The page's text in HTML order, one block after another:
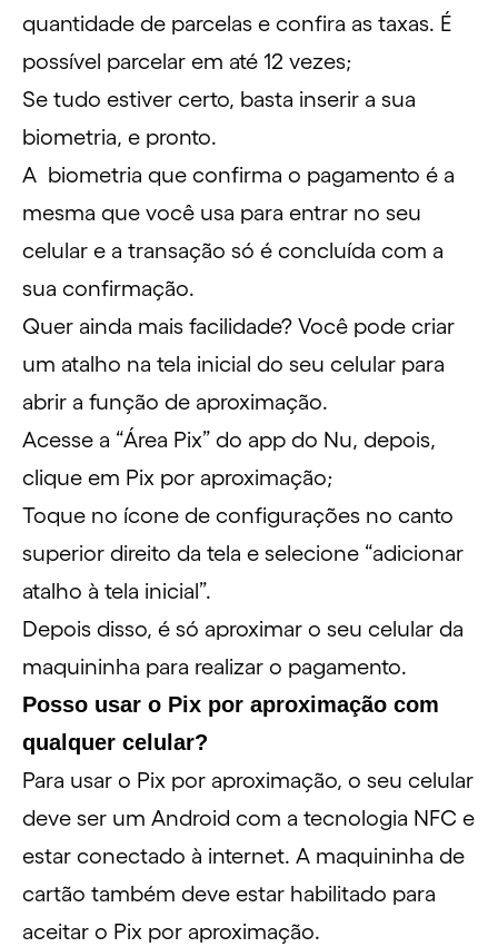
quantidade de parcelas e confira as taxas. É
possível parcelar em até 12 vezes;
Se tudo estiver certo, basta inserir a sua
biometria, e pronto.
A biometria que confirma o pagamento é a
mesma que você usa para entrar no seu
celular e a transação só é concluída com a
sua confirmação.
Quer ainda mais facilidade? Você pode criar
um atalho na tela inicial do seu celular para
abrir a função de aproximação.
Acesse a “Área Pix” do app do Nu, depois,
clique em Pix por aproximação;
Toque no ícone de configurações no canto
superior direito da tela e selecione “adicionar
atalho à tela inicial”.
Depois disso, é só aproximar o seu celular da
maquininha para realizar o pagamento.
Posso usar o Pix por aproximação com
qualquer celular?
Para usar o Pix por aproximação, o seu celular
deve ser um Android com a tecnologia NFC e
estar conectado à internet. A maquininha de
cartão também deve estar habilitado para
aceitar o Pix por aproximação.